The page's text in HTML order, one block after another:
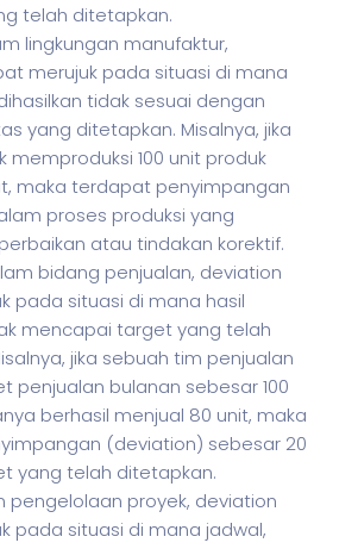
telah ditetapkan.
lingkungan manufaktur,
merujuk pada situasi di mana
tidak sesuai dengan
yang ditetapkan. Misalnya, jika
memproduksi 100 unit produk
maka terdapat penyimpangan
proses produksi yang
atau tindakan korektif.
bidang penjualan, deviation
pada situasi di mana hasil
mencapai target yang telah
jika sebuah tim penjualan
penjualan bulanan sebesar 100
berhasil menjual 80 unit, maka
(deviation) sebesar 20
yang telah ditetapkan.
pengelolaan proyek, deviation
pada situasi di mana jadwal,